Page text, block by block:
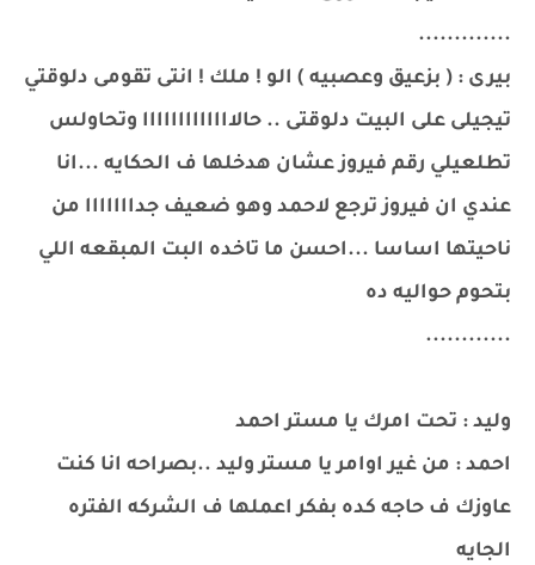
.............
بيرى : ( بزعيق وعصبيه ) الو ! ملك ! انتى تقومى دلوقتي
تيجيلى على البيت دلوقتى .. حالااااااااااااا وتحاولس
تطلعيلي رقم فيروز عشان هدخلها ف الحكايه ...انا
عندي ان فيروز ترجع لاحمد وهو ضعيف جدااااااا من
ناحيتها اساسا ...احسن ما تاخده البت المبقعه اللي
بتحوم حواليه ده
............
وليد : تحت امرك يا مستر احمد
احمد : من غير اوامر يا مستر وليد ..بصراحه انا كنت
عاوزك ف حاجه كده بفكر اعملها ف الشركه الفتره
الجايه